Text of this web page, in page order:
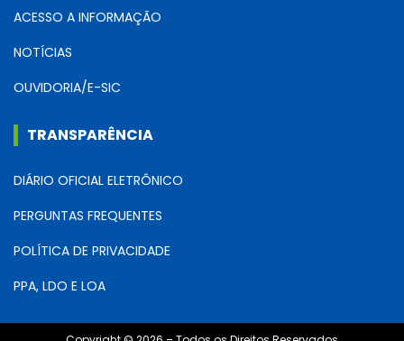
ACESSO A INFORMAÇÃO
NOTÍCIAS
OUVIDORIA/E-SIC
TRANSPARÊNCIA
DIÁRIO OFICIAL ELETRÔNICO
PERGUNTAS FREQUENTES
POLÍTICA DE PRIVACIDADE
PPA, LDO E LOA